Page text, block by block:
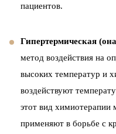
пациентов.
Гипертермическая
метод воздействия на
высоких температур и
воздействуют
этот вид химиотерапии
применяют в борьбе с